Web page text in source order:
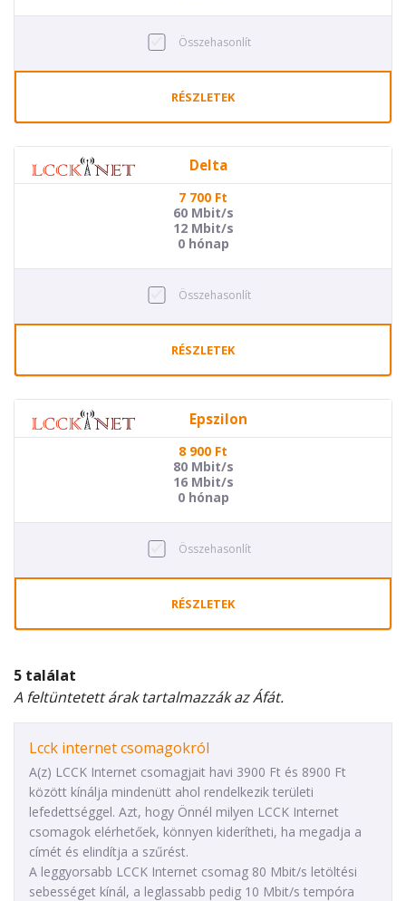
Összehasonlít
RÉSZLETEK
Delta
7 700 Ft
60 Mbit/s
12 Mbit/s
0 hónap
Összehasonlít
RÉSZLETEK
Epszilon
8 900 Ft
80 Mbit/s
16 Mbit/s
0 hónap
Összehasonlít
RÉSZLETEK
5 találat
A feltüntetett árak tartalmazzák az Áfát.
Lcck internet csomagokról
A(z) LCCK Internet csomagjait havi 3900 Ft és 8900 Ft
között kínálja mindenütt ahol rendelkezik területi
lefedettséggel. Azt, hogy Önnél milyen LCCK Internet
csomagok elérhetőek, könnyen kiderítheti, ha megadja a
címét és elindítja a szűrést.
A leggyorsabb LCCK Internet csomag 80 Mbit/s letöltési
sebességet kínál, a leglassabb pedig 10 Mbit/s tempóra